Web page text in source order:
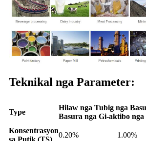
Teknikal nga Parameter:
Type
Hilaw nga Tubig nga
Basura nga Gi-aktibo
Konsentrasyon
0.20% 1.00%